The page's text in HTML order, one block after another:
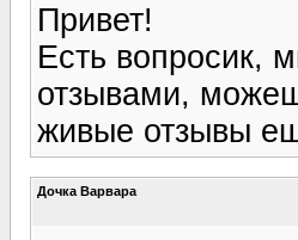
Привет!
Есть вопросик,
отзывами,
живые отзывы
Дочка Варвара